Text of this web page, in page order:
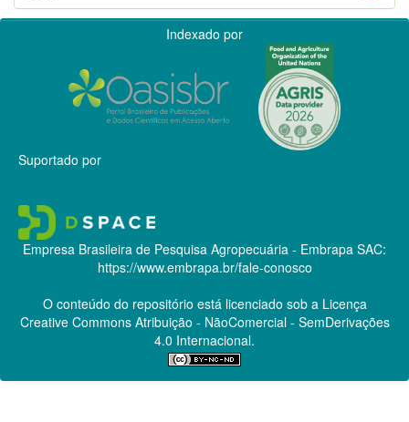
Indexado por
Suportado por
Empresa Brasileira de Pesquisa Agropecuária - Embrapa SAC:
https://www.embrapa.br/fale-conosco
O conteúdo do repositório está licenciado sob a Licença
Creative CommonsAtribuição - NãoComercial - SemDerivações
4.0 Internacional.